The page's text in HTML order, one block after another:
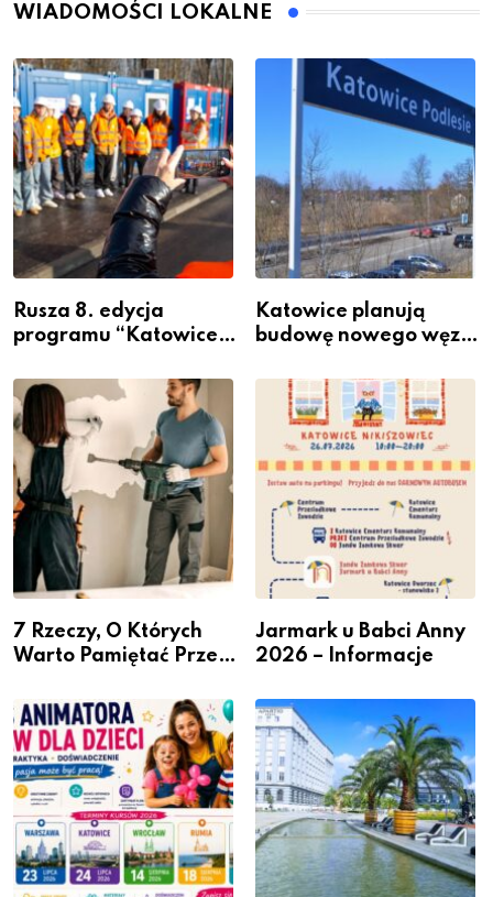
WIADOMOŚCI LOKALNE
Rusza 8. edycja
programu “Katowice
– nabór dla
przedsiębiorców
Katowice planują
budowę nowego węzła
Podlesiu
7 Rzeczy, O Których
Warto Pamiętać Przed
Jarmark u Babci Anny
2026 – Informacje